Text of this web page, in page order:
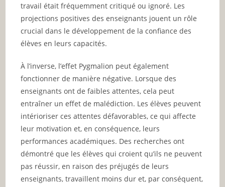
travail était fréquemment critiqué ou ignoré. Les
projections positives des enseignants jouent un rôle
crucial dans le développement de la confiance des
élèves en leurs capacités.
À l’inverse, l’effet Pygmalion peut également
fonctionner de manière négative. Lorsque des
enseignants ont de faibles attentes, cela peut
entraîner un effet de malédiction. Les élèves peuvent
intérioriser ces attentes défavorables, ce qui affecte
leur motivation et, en conséquence, leurs
performances académiques. Des recherches ont
démontré que les élèves qui croient qu’ils ne peuvent
pas réussir, en raison des préjugés de leurs
enseignants, travaillent moins dur et, par conséquent,